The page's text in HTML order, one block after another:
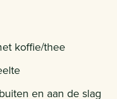
koffie/thee
en aan de slag